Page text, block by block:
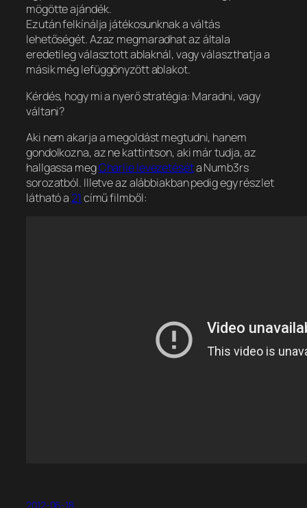
mögötte ajándék.
Ezután felkínálja játékosunknak a váltás
lehetőségét. Azaz megmaradhat az általa
eredetileg választott ablaknál, vagy választhatja a
másik még lefüggönyzött ablakot.
Kérdés, hogy mi a nyerő stratégia: Maradni, vagy
váltani?
Aki nem akarja a megoldást megtudni, hanem
gondolkozna, az ne kattintson, aki már tudja, az
hallgassa megCharlie levezetéséta Numb3rs
sorozatból. Illetve az alábbiakban pedig egy részlet
látható a21című filmből:
2012-06-18